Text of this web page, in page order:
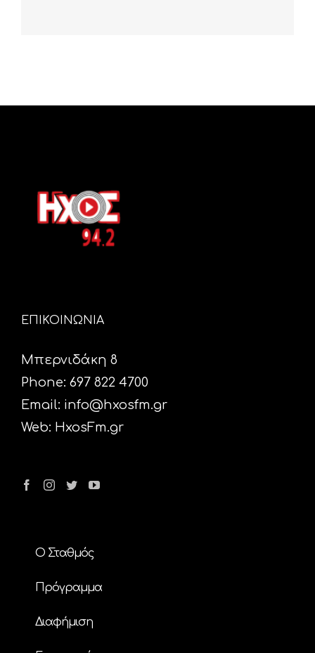
ΕΠΙΚΟΙΝΩΝΙΑ
Μπερνιδάκη 8
Phone: 697 822 4700
Email: info@hxosfm.gr
Web: HxosFm.gr
Ο Σταθμός
Πρόγραμμα
Διαφήμιση